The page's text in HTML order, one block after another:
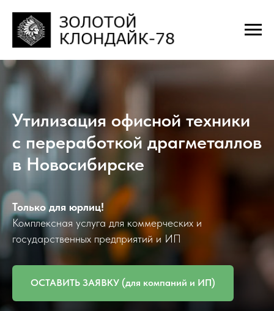
Утилизация офисной техники
с переработкой драгметаллов
в Новосибирске
Только для юрлиц!
Комплексная услуга для коммерческих и
государственных предприятий и ИП
ОСТАВИТЬ ЗАЯВКУ (для компаний и ИП)